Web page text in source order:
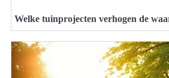
Welke tuinprojecten verhogen de